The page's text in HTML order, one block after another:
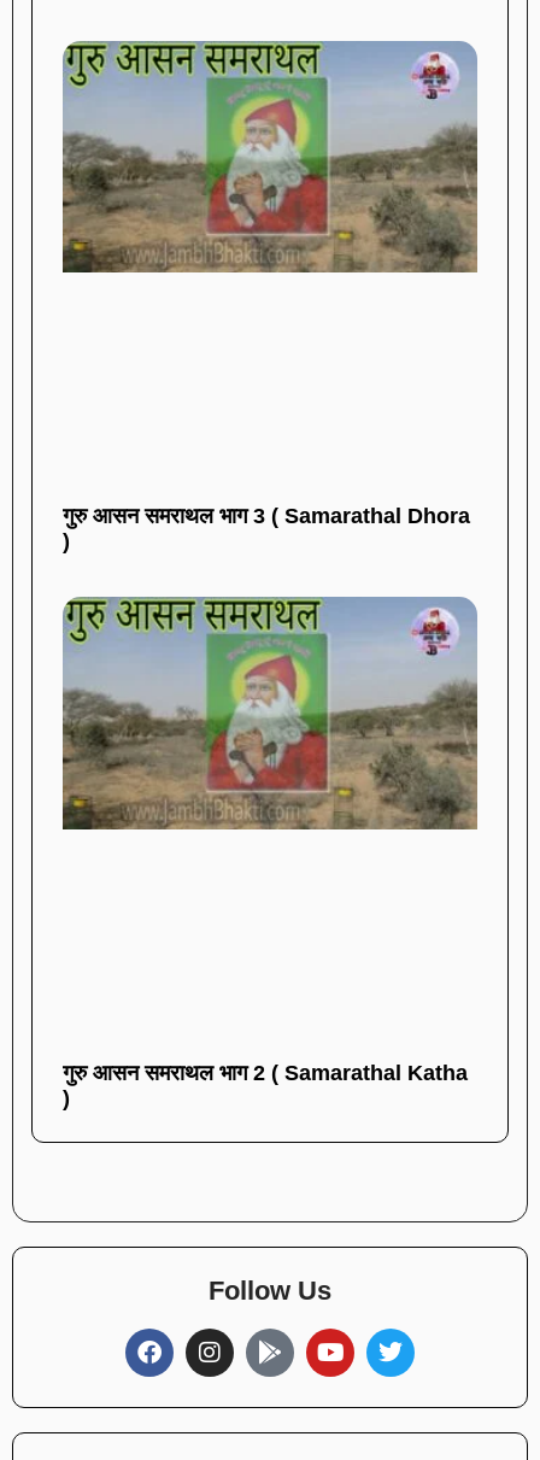
गुरु आसन समराथल भाग 3 ( Samarathal Dhora
)
गुरु आसन समराथल भाग 2 ( Samarathal Katha
)
Follow Us